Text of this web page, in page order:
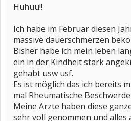
Huhuu!!
Ich habe im Februar diesen
massive dauerschmerzen
Bisher habe ich mein leben
ein in der Kindheit stark
gehabt usw usf.
Es ist möglich das ich bereits
mal Rheumatische
Meine Ärzte haben diese
sehr voll genommen und alles